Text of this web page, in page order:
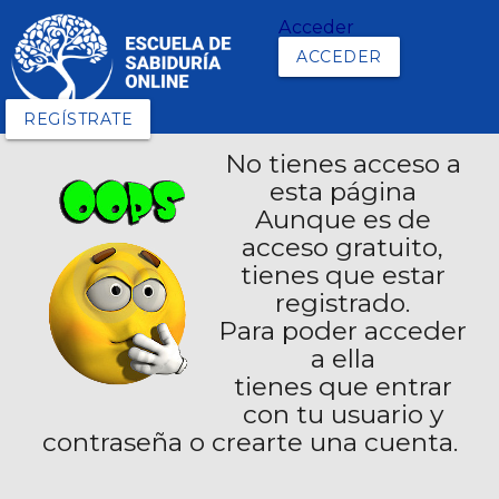
Acceder
ACCEDER
REGÍSTRATE
No tienes acceso a
esta página
Aunque es de
acceso gratuito,
tienes que estar
registrado.
Para poder acceder
a ella
tienes que entrar
con tu usuario y
contraseña o crearte una cuenta.